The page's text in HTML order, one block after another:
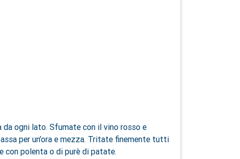
ogni lato. Sfumate con il vino rosso e
per un’ora e mezza. Tritate finemente tutti
con polenta o di purè di patate.